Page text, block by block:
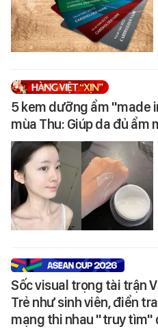
5 kem dưỡng ẩm "made
mùa Thu: Giúp da đủ ẩm
Sốc visual trọng tài trận
Trẻ như sinh viên, điển
mạng thi nhau "truy tìm"